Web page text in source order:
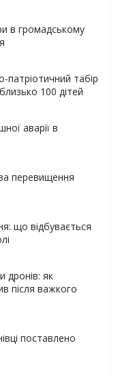
в громадському
патріотичний табір
100 дітей
аварії в
перевищення
що відбувається
дронів: як
після важкого
поставлено